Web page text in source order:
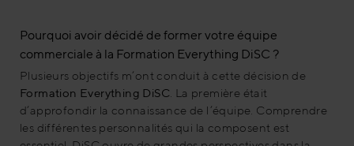
Pourquoi avoir décidé de former votre équipe
commerciale à la Formation Everything DiSC ?
Plusieurs objectifs m’ont conduit à cette décision de
Formation Everything DiSC . La première était
d’approfondir la connaissance de l’équipe. Comprendre
les différentes personnalités qui la composent est